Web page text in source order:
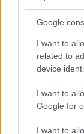
Google
I want to
related to
device
I want to
Google for
I want to
Με το καλό και
καθίσω, σοβαρά
πτυχίο χειριστή.
Και ο Θεός έπλασε
Reply